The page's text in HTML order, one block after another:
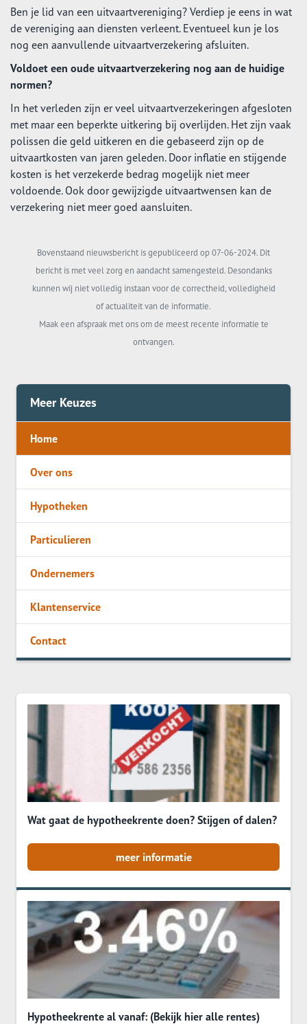
Ben je lid van een uitvaartvereniging? Verdiep je eens in wat
de vereniging aan diensten verleent. Eventueel kun je los
nog een aanvullende uitvaartverzekering afsluiten.
Voldoet een oude uitvaartverzekering nog aan de huidige
normen?
In het verleden zijn er veel uitvaartverzekeringen afgesloten
met maar een beperkte uitkering bij overlijden. Het zijn vaak
polissen die geld uitkeren en die gebaseerd zijn op de
uitvaartkosten van jaren geleden. Door inflatie en stijgende
kosten is het verzekerde bedrag mogelijk niet meer
voldoende. Ook door gewijzigde uitvaartwensen kan de
verzekering niet meer goed aansluiten.
Bovenstaand nieuwsbericht is gepubliceerd op 07-06-2024. Dit
bericht is met veel zorg en aandacht samengesteld. Desondanks
kunnen wij niet volledig instaan voor de correctheid, volledigheid
of actualiteit van de informatie.
Maak een afspraak met ons om de meest recente informatie te
ontvangen.
Meer Keuzes
Home
Over ons
Hypotheken
Particulieren
Ondernemers
Klantenservice
Contact
Wat gaat de hypotheekrente doen? Stijgen of dalen?
meer informatie
Hypotheekrente al vanaf: (Bekijk hier alle rentes)